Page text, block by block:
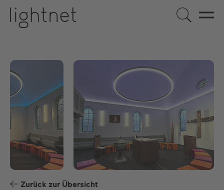
DE US ES
Zurück zur Übersicht